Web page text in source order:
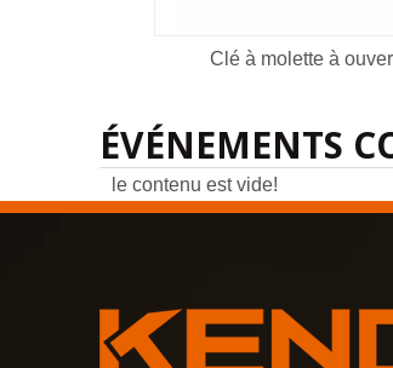
Clé à molette à
ÉVÉNEMENTS
le contenu est vide!